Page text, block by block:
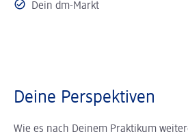
Dein dm-Markt
Deine Perspektiven
Wie es nach Deinem Praktikum